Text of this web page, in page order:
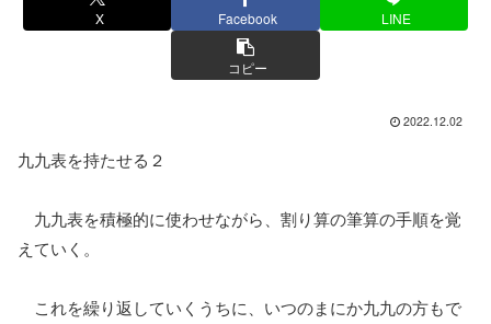
X Facebook LINE
コピー
2022.12.02
九九表を持たせる２
九九表を積極的に使わせながら、割り算の筆算の手順を覚
えていく。
これを繰り返していくうちに、いつのまにか九九の方もで